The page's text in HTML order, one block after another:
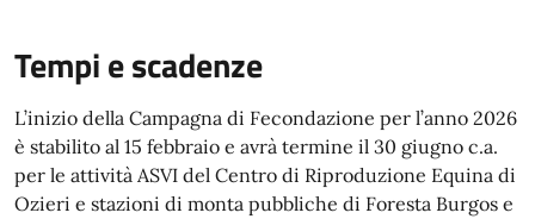
Tempi e scadenze
L’inizio della Campagna di Fecondazione per l’anno 2026
è stabilito al 15 febbraio e avrà termine il 30 giugno c.a.
per le attività ASVI del Centro di Riproduzione Equina di
Ozieri e stazioni di monta pubbliche di Foresta Burgos e